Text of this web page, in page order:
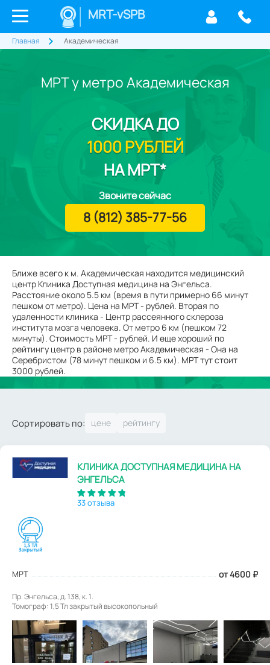
MRT-vSPB
Главная Академическая
МРТ у метро Академическая
Ближе всего к м. Академическая находится медицинский
центр Клиника Доступная медицина на Энгельса.
Расстояние около 5.5 км (время в пути примерно 66 минут
пешком от метро). Цена на МРТ - рублей. Вторая по
удаленности клиника - Центр рассеянного склероза
института мозга человека. От метро 6 км (пешком 72
минуты). Стоимость МРТ - рублей. И еще хороший по
рейтингу центр в районе метро Академическая - Она на
Серебристом (78 минут пешком и 6.5 км). МРТ тут стоит
3000 рублей.
СКИДКАДО
1000 РУБЛЕЙ
НА МРТ*
Звоните сейчас
8 (812) 385-77-56
Сортировать по:
КЛИНИКА ДОСТУПНАЯ МЕДИЦИНА НА
ЭНГЕЛЬСА
33 отзыва
МРТ от 4600 ₽
Пр. Энгельса, д. 138, к. 1.
Томограф: 1,5 Тл закрытый высокопольный